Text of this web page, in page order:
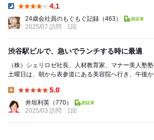
4.1
24歳会社員のもぐもぐ記録 （463）
2025/07 訪問
1回
渋谷駅ビルで、急いでランチする時に最適
（株）シェリロゼ社長、人材教育家、マナー美人塾
土曜日は、朝から表参道にある美容院へ行き、午後
5.0
井垣利英 （770）
2025/03 訪問
1回